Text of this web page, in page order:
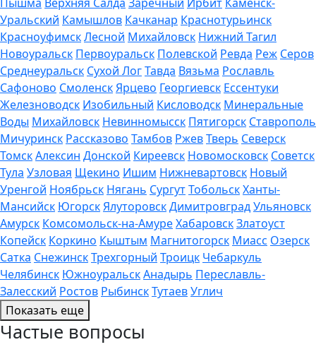
Уральский Камышлов Качканар Краснотурьинск
КрасноуфимскЛесной Михайловск Нижний Тагил
Новоуральск Первоуральск Полевской Ревда Реж Серов
Среднеуральск Сухой ЛогТавда Вязьма Рославль
Сафоново СмоленскЯрцево Георгиевск Ессентуки
Железноводск Изобильный Кисловодск Минеральные
Воды Михайловск Невинномысск Пятигорск Ставрополь
Мичуринск Рассказово Тамбов РжевТверь Северск
ТомскАлексин Донской Киреевск Новомосковск Советск
Тула Узловая Щекино Ишим Нижневартовск Новый
Уренгой Ноябрьск Нягань СургутТобольскХанты-
Мансийск ЮгорскЯлуторовскДимитровградУльяновск
Амурск Комсомольск-на-АмуреХабаровскЗлатоуст
Копейск Коркино Кыштым Магнитогорск Миасс Озерск
Сатка СнежинскТрехгорный Троицк Чебаркуль
Челябинск ЮжноуральскАнадырь Переславль-
Залесский Ростов РыбинскТутаевУглич
Показать еще
Частые вопросы